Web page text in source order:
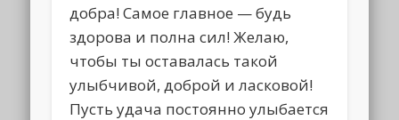
добра! Самое главное — будь
здорова и полна сил! Желаю,
чтобы ты оставалась такой
улыбчивой, доброй и ласковой!
Пусть удача постоянно улыбается